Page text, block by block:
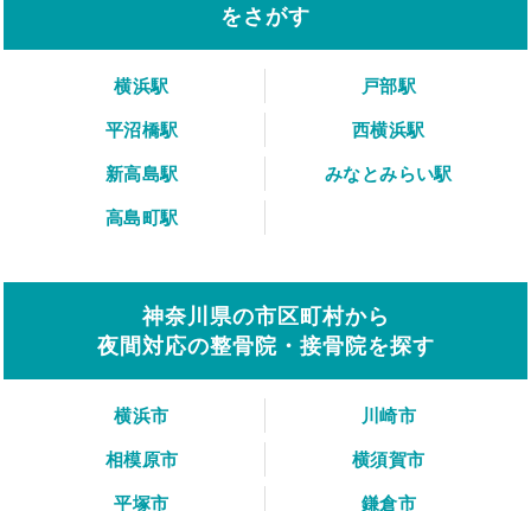
をさがす
横浜駅
戸部駅
平沼橋駅
西横浜駅
新高島駅
みなとみらい駅
高島町駅
神奈川県の市区町村から
夜間対応の整骨院・接骨院を探す
横浜市
川崎市
相模原市
横須賀市
平塚市
鎌倉市